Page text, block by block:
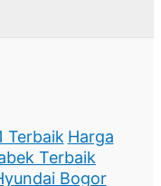
Terbaik Harga
Terbaik
Bogor